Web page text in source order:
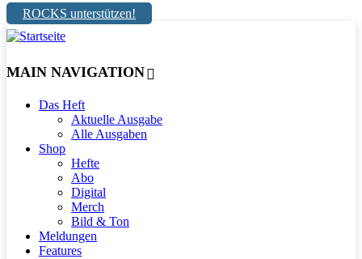
ROCKS unterstützen!
MAIN NAVIGATION
Das Heft
Aktuelle Ausgabe
Alle Ausgaben
Shop
Hefte
Abo
Digital
Merch
Bild & Ton
Meldungen
Features